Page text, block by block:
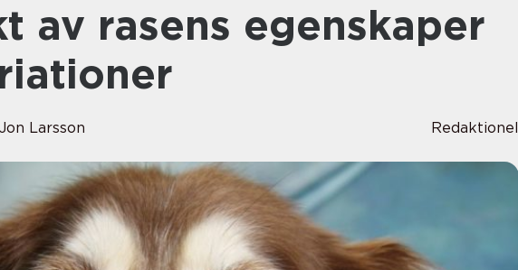
av rasens egenskaper
Jon Larsson Redaktionel